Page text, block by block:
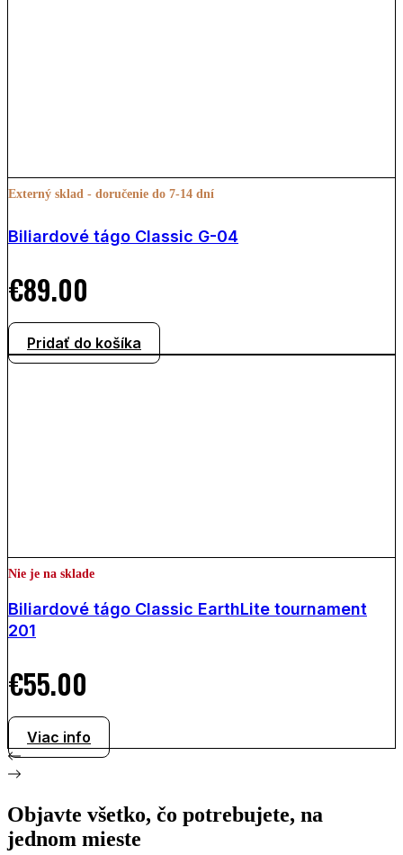
Externý sklad - doručenie do 7-14 dní
Biliardové tágo Classic G-04
€89.00
Pridať do košíka
Nie je na sklade
Biliardové tágo Classic EarthLite tournament
201
€55.00
Viac info
Objavte všetko, čo potrebujete, na
jednom mieste